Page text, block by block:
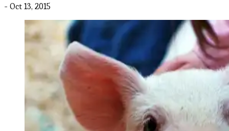
- Oct 13, 2015